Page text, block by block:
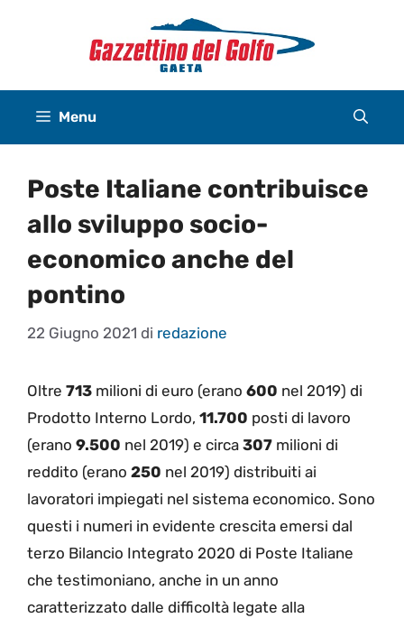
Menu
Poste Italiane contribuisce
allo sviluppo socio-
economico anche del
pontino
22 Giugno 2021 di redazione
Oltre 713 milioni di euro (erano 600 nel 2019) di
Prodotto Interno Lordo, 11.700 posti di lavoro
(erano 9.500 nel 2019) e circa 307 milioni di
reddito (erano 250 nel 2019) distribuiti ai
lavoratori impiegati nel sistema economico. Sono
questi i numeri in evidente crescita emersi dal
terzo Bilancio Integrato 2020 di Poste Italiane
che testimoniano, anche in un anno
caratterizzato dalle difficoltà legate alla